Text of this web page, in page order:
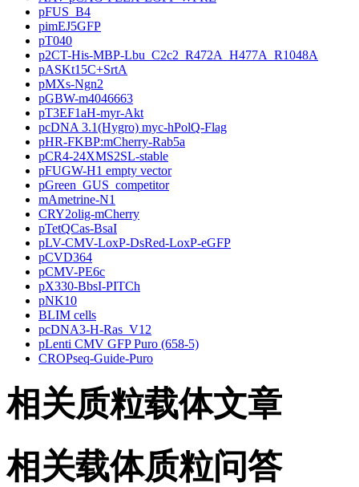
pFUS_B4
pimEJ5GFP
pT040
p2CT-His-MBP-Lbu_C2c2_R472A_H477A_R1048A
pASKt15C+SrtA
pMXs-Ngn2
pGBW-m4046663
pT3EF1aH-myr-Akt
pcDNA 3.1(Hygro) myc-hPolQ-Flag
pHR-FKBP:mCherry-Rab5a
pCR4-24XMS2SL-stable
pFUGW-H1 empty vector
pGreen_GUS_competitor
mAmetrine-N1
CRY2olig-mCherry
pTetQCas-BsaI
pLV-CMV-LoxP-DsRed-LoxP-eGFP
pCVD364
pCMV-PE6c
pX330-BbsI-PITCh
pNK10
BLIM cells
pcDNA3-H-Ras_V12
pLenti CMV GFP Puro (658-5)
CROPseq-Guide-Puro
相关质粒载体文章
相关载体质粒问答